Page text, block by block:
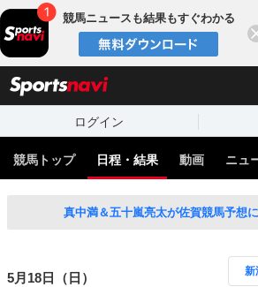
競馬ニュースも結果もすぐわかる
ログイン
競馬トップ 日程・結果 動画 ニュ
真中満＆五十嵐亮太が佐賀競馬予想に
5月18日（日） 新